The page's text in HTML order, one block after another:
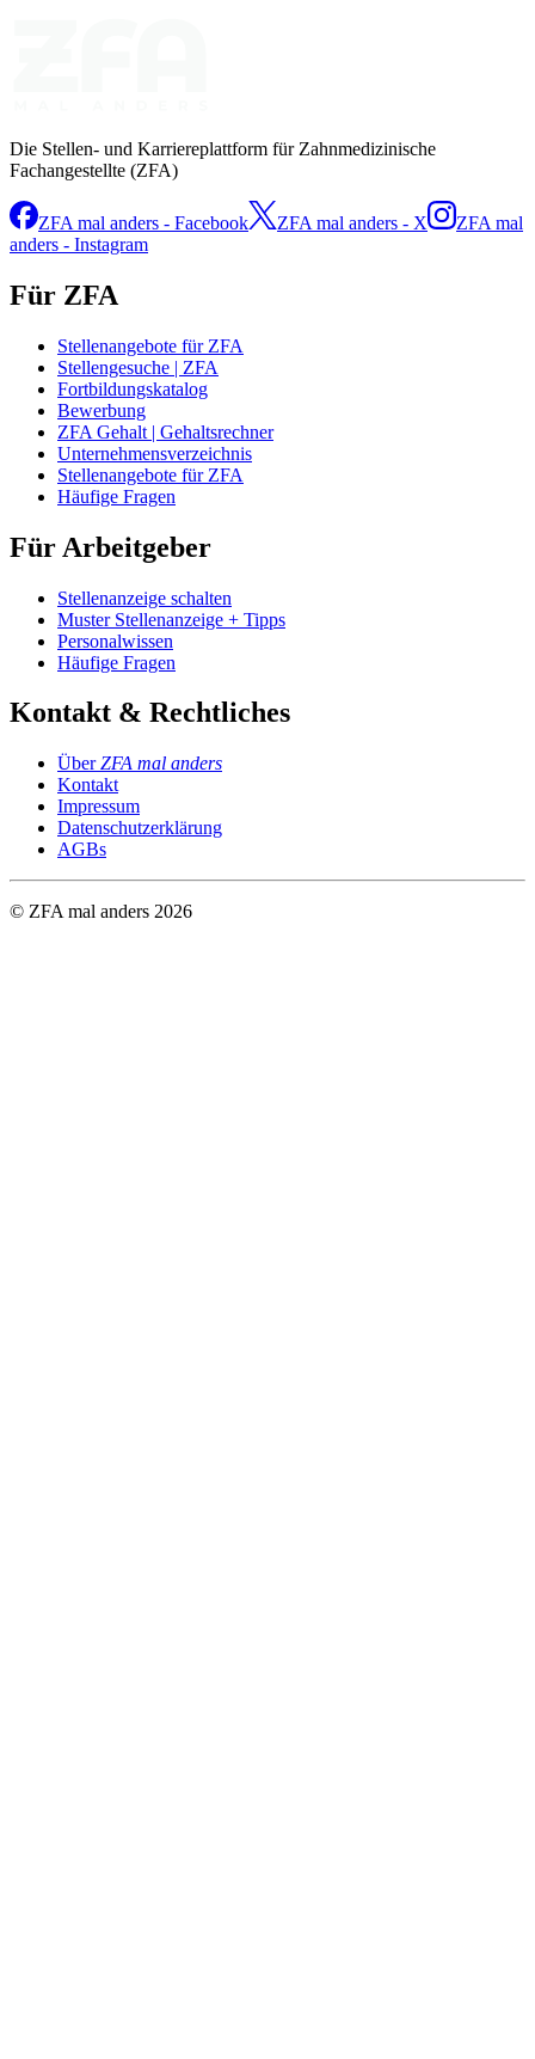
Die Stellen- und Karriereplattform für Zahnmedizinische
Fachangestellte (ZFA)
ZFA mal anders - Facebook ZFA mal anders - X
ZFA mal
anders - Instagram
Für ZFA
Stellenangebote für ZFA
Stellengesuche | ZFA
Fortbildungskatalog
Bewerbung
ZFA Gehalt | Gehaltsrechner
Unternehmensverzeichnis
Stellenangebote für ZFA
Häufige Fragen
Für Arbeitgeber
Stellenanzeige schalten
Muster Stellenanzeige + Tipps
Personalwissen
Häufige Fragen
Kontakt & Rechtliches
ÜberZFA mal anders
Kontakt
Impressum
Datenschutzerklärung
AGBs
© ZFA mal anders 2026